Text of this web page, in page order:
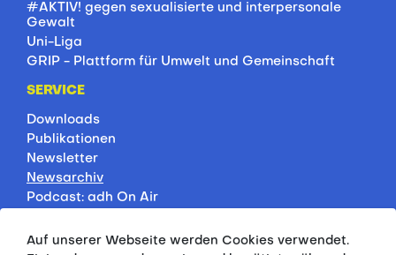
#AKTIV! gegen sexualisierte und interpersonale
Gewalt
Uni-Liga
GRIP - Plattform für Umwelt und Gemeinschaft
SERVICE
Downloads
Publikationen
Newsletter
Newsarchiv
Podcast: adh On Air
Rankings
Auf unserer Webseite werden Cookies verwendet.